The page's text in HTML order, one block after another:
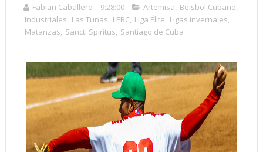
Fabian Caballero 9:28:00 Artemisa, Beisbol Cubano,
Industriales, Las Tunas, LEBC, Liga Élite, Ligas invernales,
Matanzas, Sancti Spiritus, Santiago de Cuba